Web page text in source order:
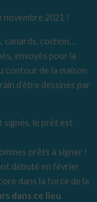
novembre 2021 !
canards, cochon…
envoyés pour la
contour de la maison
d’être dessinés par
signés, le prêt est
prêts à signer !
débuté en février
dans la force de la
dans ce lieu